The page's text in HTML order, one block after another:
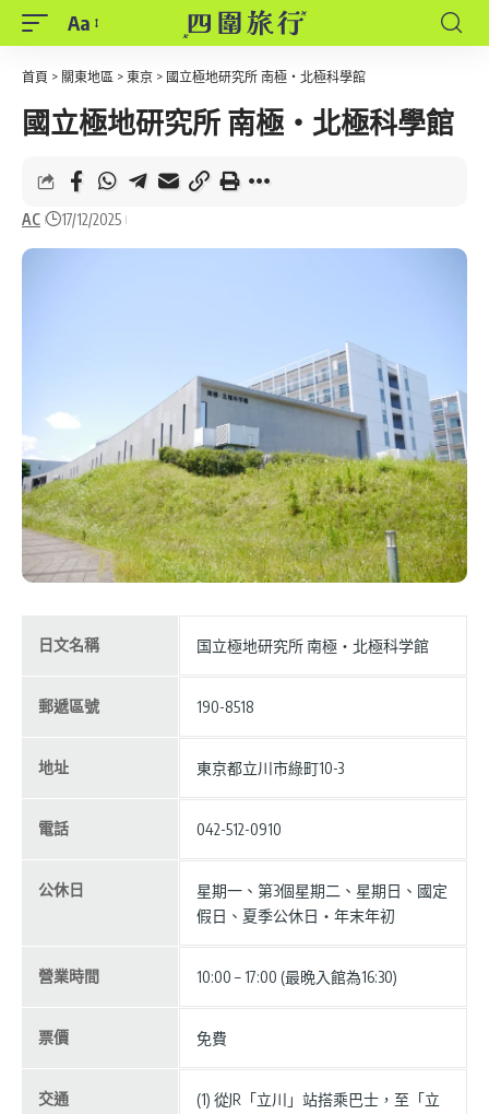
Font
Resizer
Aa
首頁 > 關東地區 > 東京 > 國立極地研究所 南極・北極科學館
國立極地研究所 南極・北極科學館
AC 17/12/2025
日文名稱 国立極地研究所 南極・北極科学館
郵遞區號 190-8518
地址 東京都立川市綠町10-3
電話 042-512-0910
公休日
星期一、第3個星期二、星期日、國定
假日、夏季公休日・年末年初
營業時間 10:00 – 17:00 (最晩入館為16:30)
票價 免費
交通
(1) 從JR「立川」站搭乘巴士，至「立